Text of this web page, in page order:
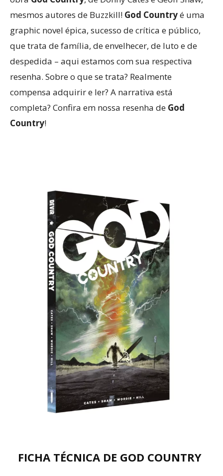
mesmos autores de Buzzkill! God Countryé uma
graphic novel épica, sucesso de crítica e público,
que trata de família, de envelhecer, de luto e de
despedida – aqui estamos com sua respectiva
resenha. Sobre o que se trata? Realmente
compensa adquirir e ler? A narrativa está
completa? Confira em nossa resenha de God
Country!
FICHA TÉCNICA DE GOD COUNTRY